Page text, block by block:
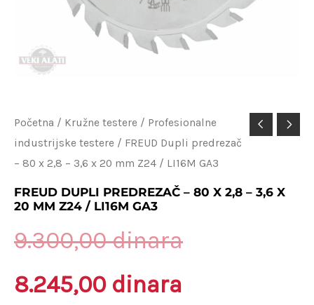
Početna / Kružne testere / Profesionalne
industrijske testere / FREUD Dupli predrezač
– 80 x 2,8 – 3,6 x 20 mm Z24 / LI16M GA3
FREUD DUPLI PREDREZAČ – 80 X 2,8 – 3,6 X
20 MM Z24 / LI16M GA3
9.300,00dinara
Originalna
8.245,00 dinara
Trenutna
FREUD
Dupli
predrezač
-
80
x
-
3,6